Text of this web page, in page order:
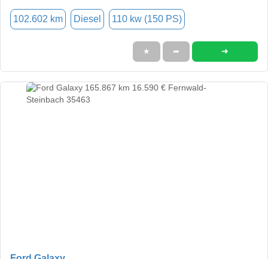
102.602 km Diesel 110 kw (150 PS)
★ ➦ ➜